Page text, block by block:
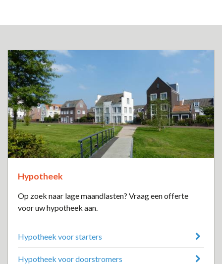
Hypotheek
Op zoek naar lage maandlasten? Vraag een offerte
voor uw hypotheek aan.
Hypotheek voor starters
Hypotheek voor doorstromers